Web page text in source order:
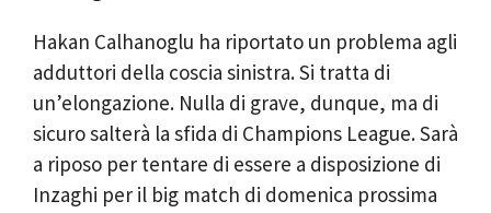
Hakan Calhanoglu ha riportato un problema agli
adduttori della coscia sinistra. Si tratta di
un’elongazione. Nulla di grave, dunque, ma di
sicuro salterà la sfida di Champions League. Sarà
a riposo per tentare di essere a disposizione di
Inzaghi per il big match di domenica prossima